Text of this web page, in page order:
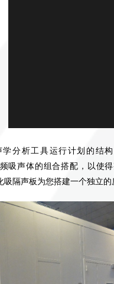
分析工具运行计划的结
频吸声体的组合搭配，以使
吸隔声板为您搭建一个独立的